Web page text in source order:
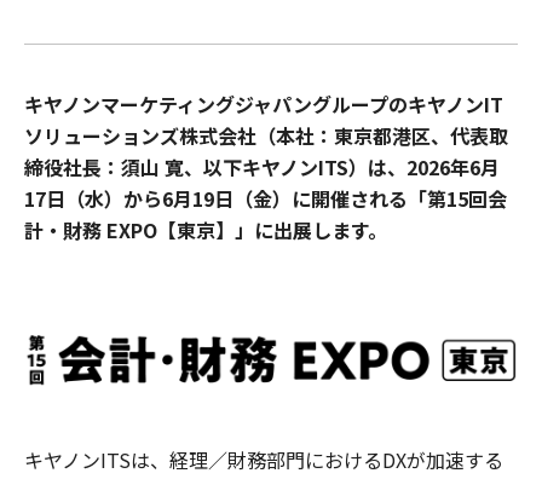
キヤノンマーケティングジャパングループのキヤノンIT
ソリューションズ株式会社（本社：東京都港区、代表取
締役社長：須山 寛、以下キヤノンITS）は、2026年6月
17日（水）から6月19日（金）に開催される「第15回会
計・財務 EXPO【東京】」に出展します。
キヤノンITSは、経理／財務部門におけるDXが加速する